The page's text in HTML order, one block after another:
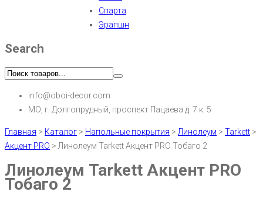
Спарта
Эрапшн
Search
info@oboi-decor.com
МО, г. Долгопрудный, проспект Пацаева д. 7 к. 5
Главная > Каталог > Напольные покрытия > Линолеум > Tarkett >
Акцент PRO > Линолеум Tarkett Акцент PRO Тобаго 2
Линолеум Tarkett Акцент PRO
Тобаго 2